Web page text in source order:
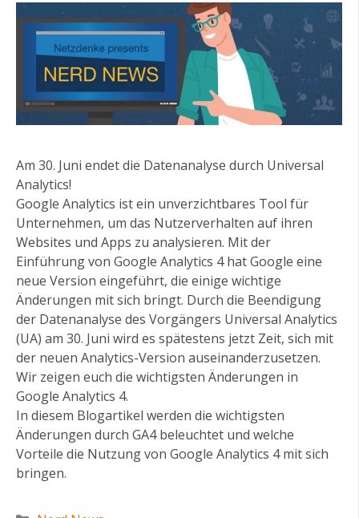
Am 30. Juni endet die Datenanalyse durch Universal
Analytics!
Google Analytics ist ein unverzichtbares Tool für
Unternehmen, um das Nutzerverhalten auf ihren
Websites und Apps zu analysieren. Mit der
Einführung von Google Analytics 4 hat Google eine
neue Version eingeführt, die einige wichtige
Änderungen mit sich bringt. Durch die Beendigung
der Datenanalyse des Vorgängers Universal Analytics
(UA) am 30. Juni wird es spätestens jetzt Zeit, sich mit
der neuen Analytics-Version auseinanderzusetzen.
Wir zeigen euch die wichtigsten Änderungen in
Google Analytics 4.
In diesem Blogartikel werden die wichtigsten
Änderungen durch GA4 beleuchtet und welche
Vorteile die Nutzung von Google Analytics 4 mit sich
bringen.